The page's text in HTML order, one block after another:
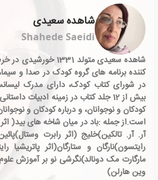
شاهده سعیدی
Shahede Saeidi
شاهده سعیدی متولد 1331
کننده برنامه های گروه کودک در صدا و
در شورای کتاب کودک، دارای مدرک
بیش از 12 جلد کتاب در زمینه ادبیات
کودکان و نوجوانان، و درباره کودکان و
است.از جمله :باد در میان شاخه های بید(
آر. آر. تالکین)خلیج (اثر رابرت
رایتسون)نارگان و ستارگان(اثر
مارگارت مک دونالد)نگرشی نو بر آموزش
وین هارلن)